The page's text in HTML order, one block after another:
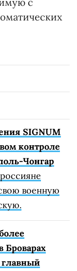
SIGNUM
контроле
Чонгар
военную
Броварах